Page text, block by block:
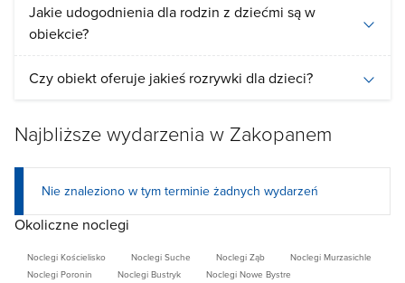
Jakie udogodnienia dla rodzin z dziećmi są w
obiekcie?
Czy obiekt oferuje jakieś rozrywki dla dzieci?
Najbliższe wydarzenia w Zakopanem
Nie znaleziono w tym terminie żadnych wydarzeń
Okoliczne noclegi
Noclegi Kościelisko Noclegi Suche Noclegi Ząb
Noclegi Murzasichle
Noclegi Poronin
Noclegi Bustryk
Noclegi Nowe Bystre